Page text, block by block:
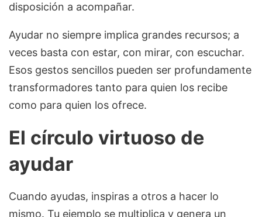
disposición a acompañar.
Ayudar no siempre implica grandes recursos; a
veces basta con estar, con mirar, con escuchar.
Esos gestos sencillos pueden ser profundamente
transformadores tanto para quien los recibe
como para quien los ofrece.
El círculo virtuoso de
ayudar
Cuando ayudas, inspiras a otros a hacer lo
mismo. Tu ejemplo se multiplica y genera un